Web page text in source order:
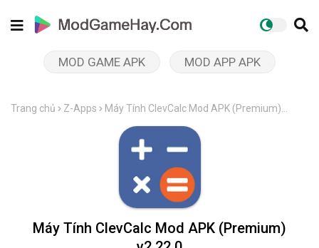
MOD GAME APK MOD APP APK
Trang chủ Z-Apps
Máy Tính ClevCalc Mod APK (Premium)
Máy Tính ClevCalc Mod APK (Premium)